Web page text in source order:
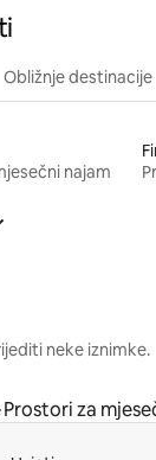
Obližnje destinacije
najam
neke iznimke.
Prostori za